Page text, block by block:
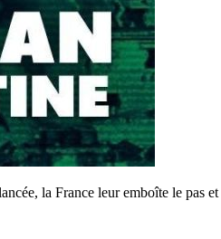
la France leur emboîte le pas